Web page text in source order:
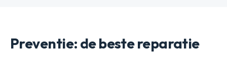
Preventie: de beste reparatie